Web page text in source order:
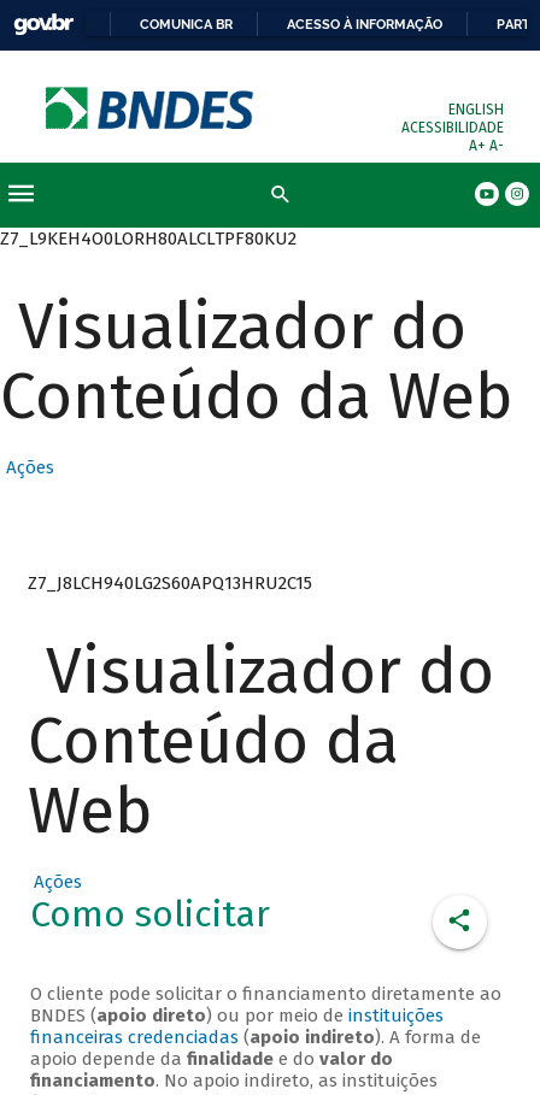
COMUNICA BR ACESSO À INFORMAÇÃO
ENGLISH
ACESSIBILIDADE
A+ A-
Z7_L9KEH4O0LORH80ALCLTPF80KU2
Visualizador do
Conteúdo da Web
Ações
Z7_J8LCH940LG2S60APQ13HRU2C15
Visualizador do
Conteúdo da
Web
Ações
Como solicitar
O cliente pode solicitar o financiamento diretamente ao
BNDES (apoio direto) ou por meio de instituições
financeiras credenciadas (apoio indireto). A forma de
apoio depende da finalidadee do valor do
financiamento. No apoio indireto, as instituições